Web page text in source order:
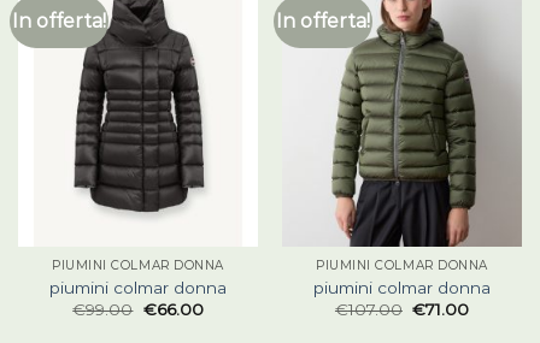
In offerta!
PIUMINI COLMAR DONNA
piumini colmar donna
€99.00 €66.00
In offerta!
PIUMINI COLMAR DONNA
piumini colmar donna
€107.00 €71.00